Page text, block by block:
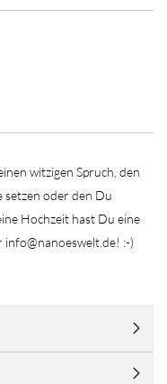
witzigen Spruch, den
setzen oder den Du
Hochzeit hast Du eine
:-)